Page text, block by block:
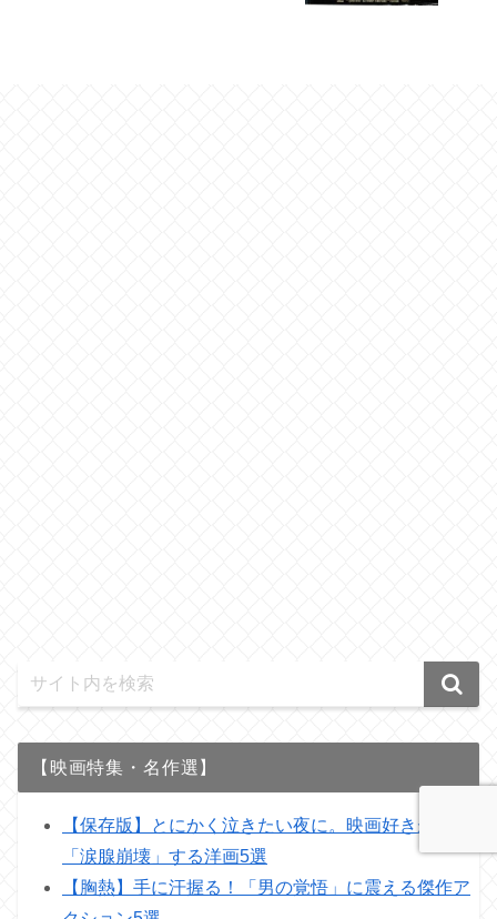
【映画特集・名作選】
【保存版】とにかく泣きたい夜に。映画好きが選ぶ
「涙腺崩壊」する洋画5選
【胸熱】手に汗握る！「男の覚悟」に震える傑作ア